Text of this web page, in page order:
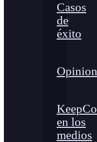
Casos
de
éxito
en los
medios